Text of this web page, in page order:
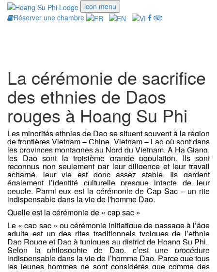
icon menu
Réserver une chambre
La cérémonie de sacrifice
des ethnies de Daos
rouges à Hoang Su Phi
Les minorités ethnies de Dao se situent souvent à la région
de frontières Vietnam – Chine, Vietnam – Lao où sont dans
les provinces montagnes au Nord du Vietnam. A Ha Giang,
les Dao sont la troisième grande population. Ils sont
reconnus non seulement par leurdiligence et leur travail
acharné, leur vie est donc assez stable. Ils gardent
également l’identité culturelle presque intacte de leur
peuple. Parmi eux est la cérémonie de Cap Sac – un rite
indispensable dans la vie de l'homme Dao.
Quelle est la cérémonie de « cap sac »
Le « cap sac » ou cérémonie initiatique de passage à l’âge
adulte est un des rites traditionnels typiques de l’ethnie
Dao Rouge et Dao à tuniques au district de Hoang Su Phi.
Selon la philosophie de Dao, c’est une procédure
indispensable dans la vie de l’homme Dao. Parce que tous
les jeunes hommes ne sont considérés que comme des